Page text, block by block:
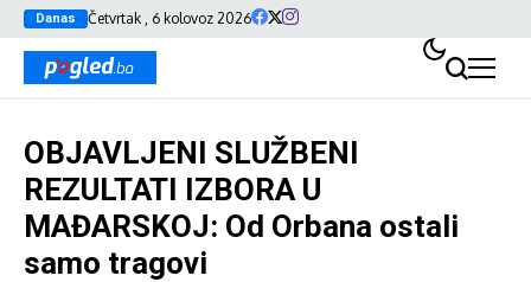
Danas Četvrtak , 6 kolovoz 2026
OBJAVLJENI SLUŽBENI
REZULTATI IZBORA U
MAĐARSKOJ: Od Orbana ostali
samo tragovi